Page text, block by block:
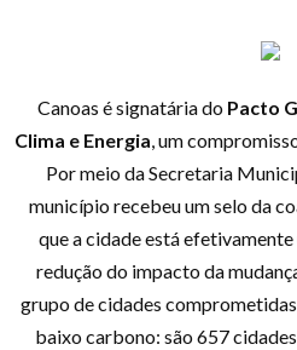
Canoas é signatária do Pacto
Clima e Energia, um
Por meio da Secretaria
município recebeu um selo da
que a cidade está
redução do impacto da
grupo de cidades
baixo carbono: são 657